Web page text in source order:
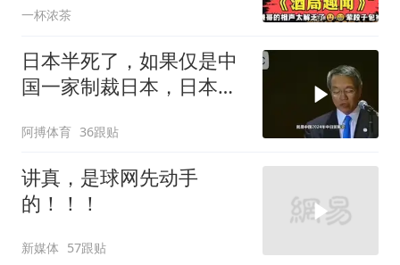
一杯浓茶
日本半死了，如果仅是中
国一家制裁日本，日本可
阿搏体育 36跟贴
讲真，是球网先动手
的！！！
新媒体 57跟贴